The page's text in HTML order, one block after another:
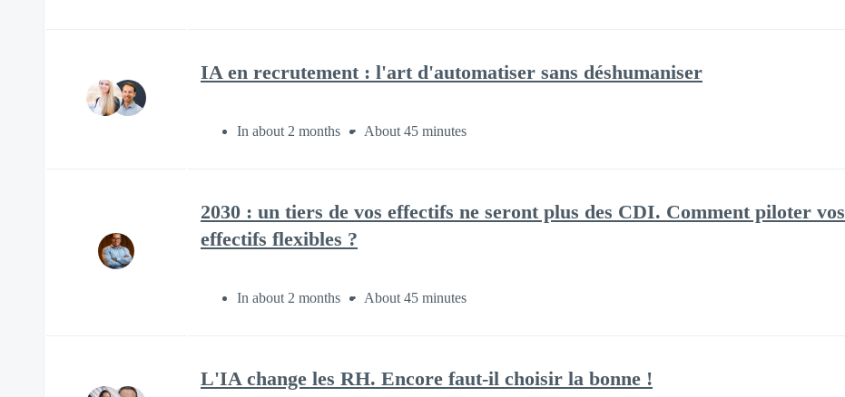
IA en recrutement : l'art d'automatiser sans déshumaniser
In about 2 months About 45 minutes
2030 : un tiers de vos effectifs ne seront plus des CDI. Comment piloter vos
effectifs flexibles ?
In about 2 months About 45 minutes
L'IA change les RH. Encore faut-il choisir la bonne !